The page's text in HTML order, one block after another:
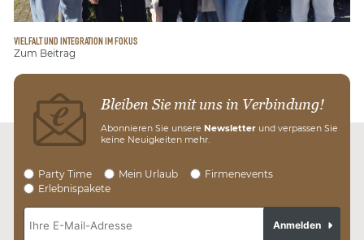
VIELFALT UND INTEGRATION IM FOKUS
Zum Beitrag
Bleiben Sie mit uns in Verbindung!
Abonnieren Sie unsere Newsletter und verpassen Sie
keine Neuigkeiten mehr.
Party Time Mein Urlaub
Firmenevents
Erlebnispakete
Anmelden